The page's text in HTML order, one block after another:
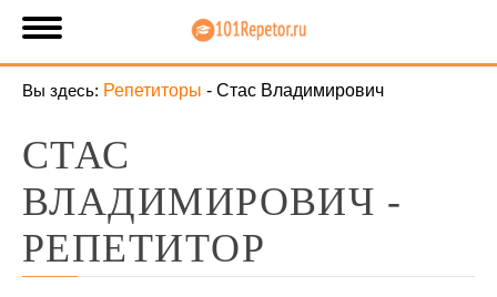
Вы здесь: Репетиторы - Стас Владимирович
СТАС
ВЛАДИМИРОВИЧ -
РЕПЕТИТОР